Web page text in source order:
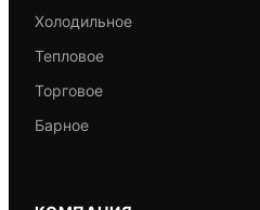
Холодильное
Тепловое
Торговое
Барное